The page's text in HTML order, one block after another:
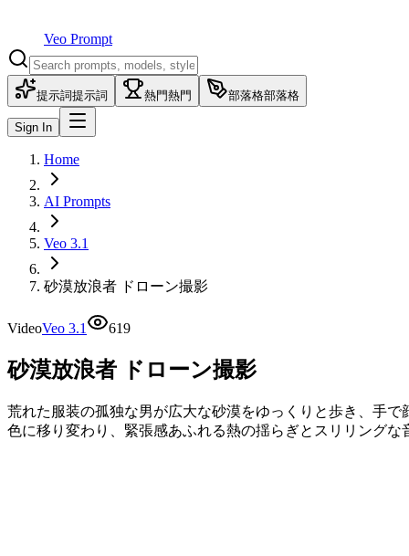
Veo Prompt
提示詞提示詞 熱門熱門 部落格部落格
Sign In
Home
AI Prompts
Veo 3.1
砂漠放浪者 ドローン撮影
VideoVeo 3.1 619
砂漠放浪者 ドローン撮影
荒れた服装の孤独な男が広大な砂漠をゆっくりと歩き、手
色に移り変わり、緊張感あふれる熱の揺らぎとスリリング